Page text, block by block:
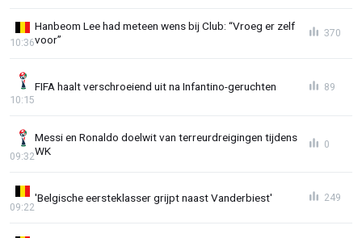
Hanbeom Lee had meteen wens bij Club: “Vroeg er zelf
voor”
10:36
370
FIFA haalt verschroeiend uit na Infantino-geruchten
10:15
89
Messi en Ronaldo doelwit van terreurdreigingen tijdens
WK
09:32
0
'Belgische eersteklasser grijpt naast Vanderbiest'
09:22
249